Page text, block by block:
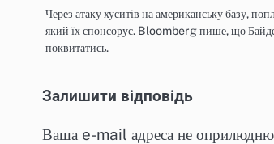
Через атаку хуситів на американську базу,
який їх спонсорує. Bloomberg пише, що
поквитатись.
Залишити відповідь
Ваша e-mail адреса не